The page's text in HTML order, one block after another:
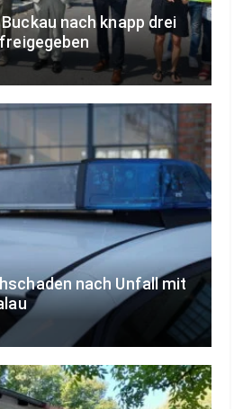
nach knapp drei
nach Unfall mit